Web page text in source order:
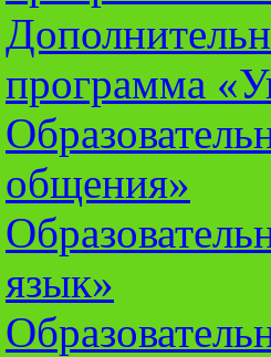
программа
общения»
язык»